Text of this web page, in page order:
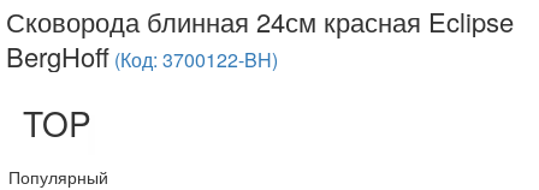
Сковорода блинная 24см красная Eclipse
BergHoff (Код: 3700122-BH)
TOP
Популярный